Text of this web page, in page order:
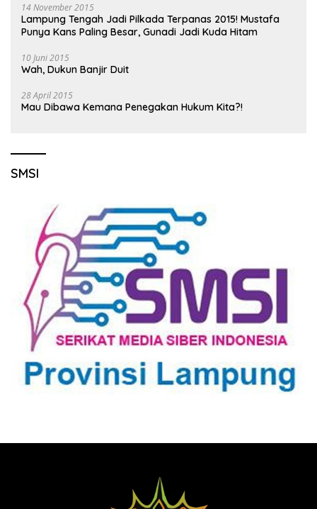
14 November 2015
Lampung Tengah Jadi Pilkada Terpanas 2015! Mustafa
Punya Kans Paling Besar, Gunadi Jadi Kuda Hitam
10 Juni 2015
Wah, Dukun Banjir Duit
28 April 2015
Mau Dibawa Kemana Penegakan Hukum Kita?!
SMSI